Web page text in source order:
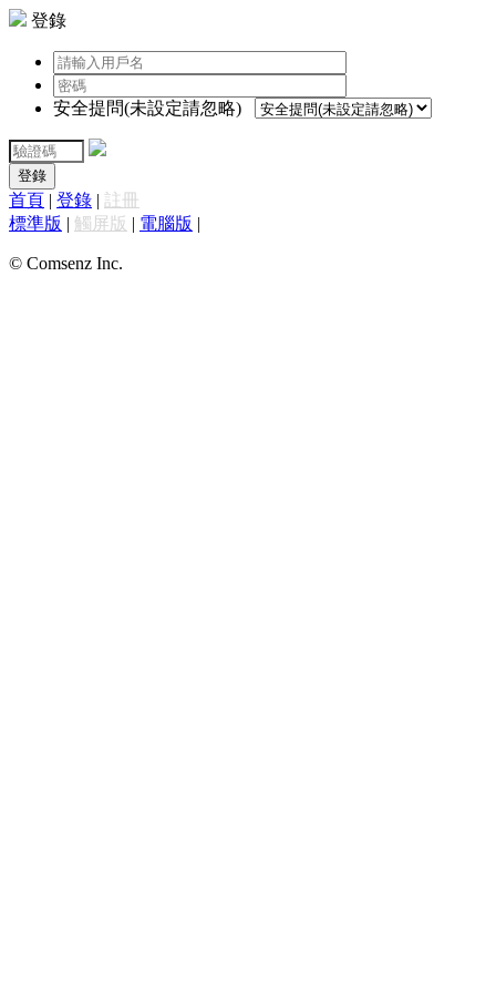
登錄
安全提問(未設定請忽略)
登錄
首頁 | 登錄 | 註冊
標準版 | 觸屏版 | 電腦版 |
© Comsenz Inc.